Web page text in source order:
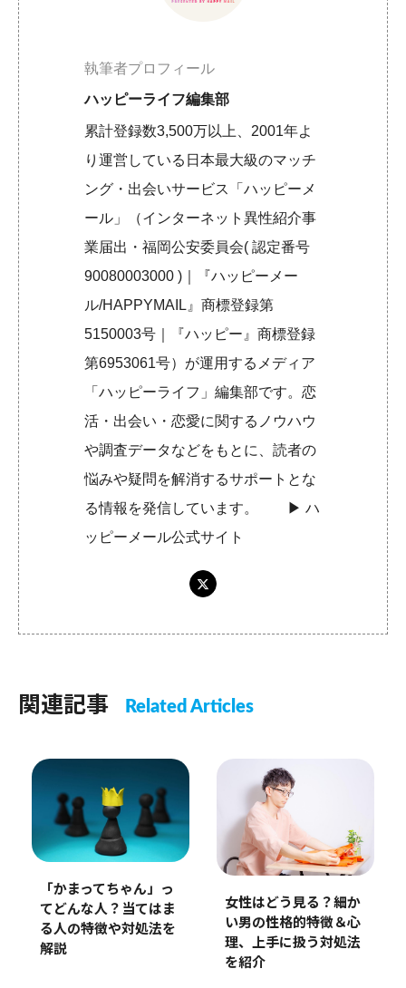
執筆者プロフィール
ハッピーライフ編集部
累計登録数3,500万以上、2001年よ
り運営している日本最大級のマッチ
ング・出会いサービス「ハッピーメ
ール」（インターネット異性紹介事
業届出・福岡公安委員会( 認定番号
90080003000 )｜『ハッピーメー
ル/HAPPYMAIL』商標登録第
5150003号｜『ハッピー』商標登録
第6953061号）が運用するメディア
「ハッピーライフ」編集部です。恋
活・出会い・恋愛に関するノウハウ
や調査データなどをもとに、読者の
悩みや疑問を解消するサポートとな
る情報を発信しています。 ▶︎ハ
ッピーメール公式サイト
関連記事 Related Articles
「かまってちゃん」っ
てどんな人？当てはま
る人の特徴や対処法を
解説
女性はどう見る？細か
い男の性格的特徴＆心
理、上手に扱う対処法
を紹介